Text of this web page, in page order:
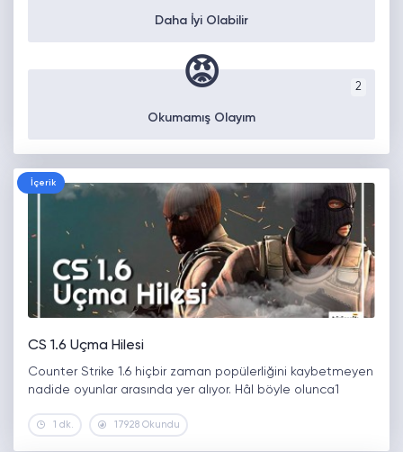
Daha İyi Olabilir
2
😡
Okumamış Olayım
İçerik
CS 1.6 Uçma Hilesi
Counter Strike 1.6 hiçbir zaman popülerliğini kaybetmeyen
nadide oyunlar arasında yer alıyor. Hâl böyle olunca1
1 dk. 17928 Okundu